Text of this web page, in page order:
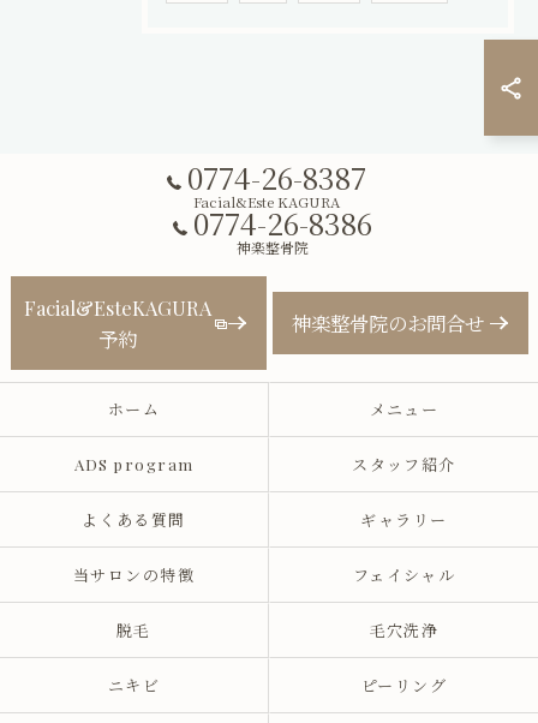
0774-26-8387
Facial&Este KAGURA
0774-26-8386
神楽整骨院
Facial&EsteKAGURA
予約
神楽整骨院のお問合せ
ホーム メニュー
ADS program スタッフ紹介
よくある質問 ギャラリー
当サロンの特徴 フェイシャル
脱毛 毛穴洗浄
ニキビ ピーリング